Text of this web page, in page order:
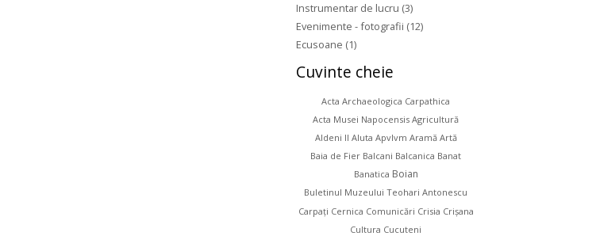
Instrumentar de lucru (3)
Evenimente - fotografii (12)
Ecusoane (1)
Cuvinte cheie
Acta Archaeologica Carpathica
Acta Musei Napocensis Agricultură
Aldeni II Aluta Apvlvm Aramă Artă
Baia de Fier Balcani Balcanica Banat
Banatica Boian
Buletinul Muzeului Teohari Antonescu
Carpaţi Cernica Comunicări Crisia Crişana
Cultura Cucuteni